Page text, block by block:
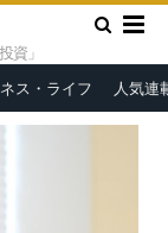
資」
ス・ライフ 人気連
相就任か。支持率
山崎和邦